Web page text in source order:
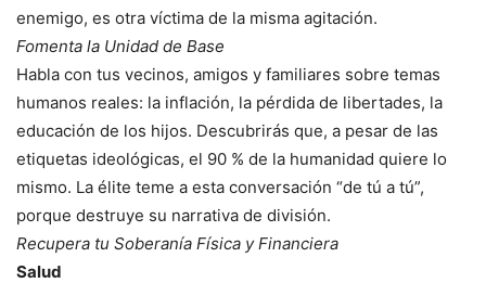
enemigo, es otra víctima de la misma agitación.
Fomenta la Unidad de Base
Habla con tus vecinos, amigos y familiares sobre temas
humanos reales: la inflación, la pérdida de libertades, la
educación de los hijos. Descubrirás que, a pesar de las
etiquetas ideológicas, el 90 % de la humanidad quiere lo
mismo. La élite teme a esta conversación “de tú a tú”,
porque destruye su narrativa de división.
Recupera tu Soberanía Física y Financiera
Salud